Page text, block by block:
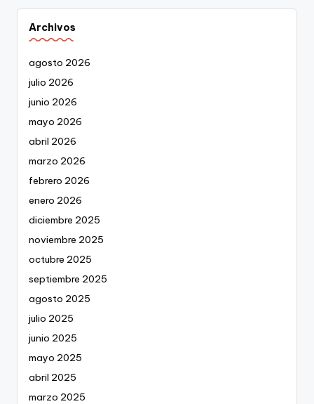
Archivos
agosto 2026
julio 2026
junio 2026
mayo 2026
abril 2026
marzo 2026
febrero 2026
enero 2026
diciembre 2025
noviembre 2025
octubre 2025
septiembre 2025
agosto 2025
julio 2025
junio 2025
mayo 2025
abril 2025
marzo 2025